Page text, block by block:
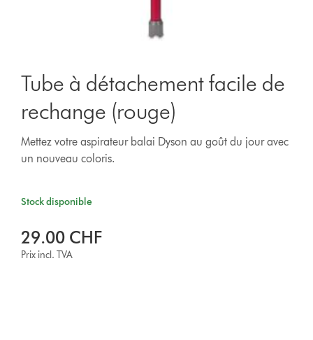
Tube à détachement facile de
rechange (rouge)
Mettez votre aspirateur balai Dyson au goût du jour avec
un nouveau coloris.
Stock disponible
29.00 CHF
Prix incl. TVA